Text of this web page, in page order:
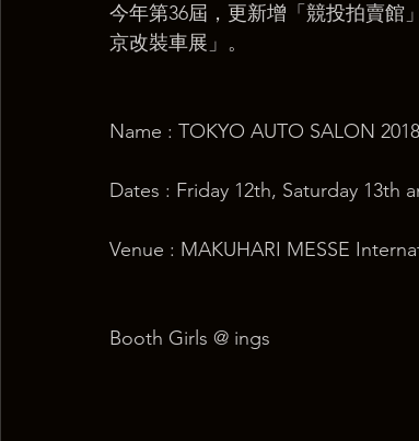
今年第36屆，更新增「競投拍賣館
京改裝車展」。
Name : TOKYO AUTO SALON 2018
Dates : Friday 12th, Saturday 13th
Venue : MAKUHARI MESSE
Booth Girls @ ings